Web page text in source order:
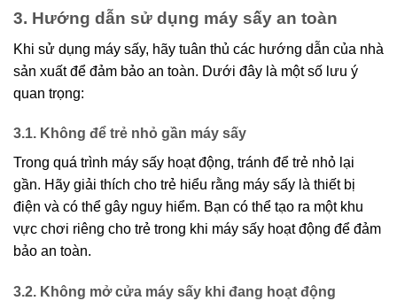
3. Hướng dẫn sử dụng máy sấy an toàn
Khi sử dụng máy sấy, hãy tuân thủ các hướng dẫn của nhà
sản xuất để đảm bảo an toàn. Dưới đây là một số lưu ý
quan trọng:
3.1. Không để trẻ nhỏ gần máy sấy
Trong quá trình máy sấy hoạt động, tránh để trẻ nhỏ lại
gần. Hãy giải thích cho trẻ hiểu rằng máy sấy là thiết bị
điện và có thể gây nguy hiểm. Bạn có thể tạo ra một khu
vực chơi riêng cho trẻ trong khi máy sấy hoạt động để đảm
bảo an toàn.
3.2. Không mở cửa máy sấy khi đang hoạt động